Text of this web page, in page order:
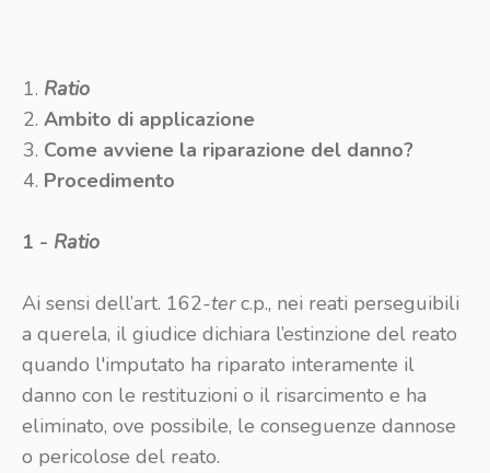
Ratio
Ambito di applicazione
Come avviene la riparazione del danno?
Procedimento
1 - Ratio
Ai sensi dell’art. 162-terc.p., nei reati perseguibili
a querela, il giudice dichiara l’estinzione del reato
quando l'imputato ha riparato interamente il
danno con le restituzioni o il risarcimento e ha
eliminato, ove possibile, le conseguenze dannose
o pericolose del reato.